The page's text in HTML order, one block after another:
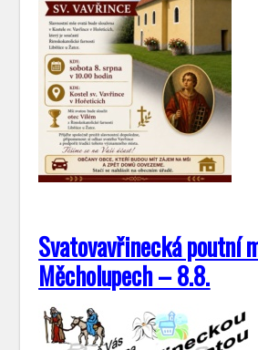
Svatovavřinecká poutní
Měcholupech – 8.8.